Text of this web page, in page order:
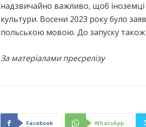
надзвичайно важливо, щоб іноземці
культури. Восени 2023 року було
польською мовою. До запуску також
За матеріалами пресрелізу
Facebook WhatsApp